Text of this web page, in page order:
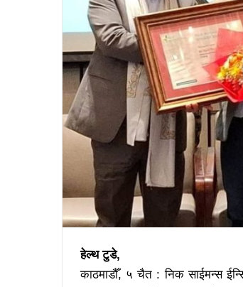
हेल्थ टुडे,
काठमाडौँ, ५ चैत : निक साईमन्स